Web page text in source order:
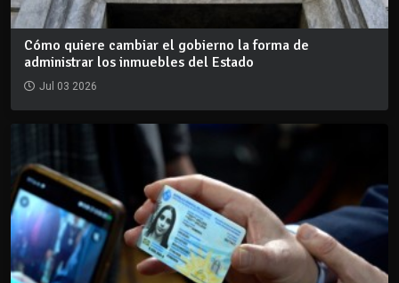
Cómo quiere cambiar el gobierno la forma de
administrar los inmuebles del Estado
Jul 03 2026